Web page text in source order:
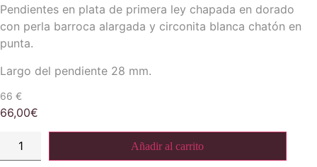
Pendientes en plata de primera ley chapada en dorado
con perla barroca alargada y circonita blanca chatón en
punta.
Largo del pendiente 28 mm.
66 €
66,00€
Pendientes
perla
alargada
Añadir al carrito